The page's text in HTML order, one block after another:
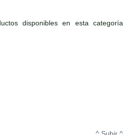
disponibles en esta categoría
^ Subir ^